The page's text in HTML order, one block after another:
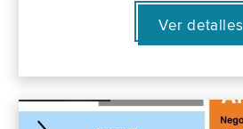
Ver detalles